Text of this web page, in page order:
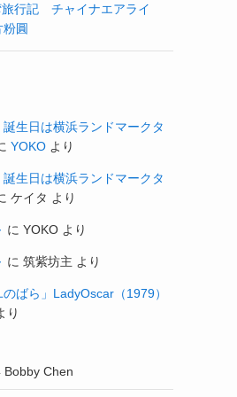
旅行記 チャイナエアライ
圓
誕生日は横浜ランドマークタ
YOKO より
誕生日は横浜ランドマークタ
ケイタ より
に YOKO より
に 筑紫坊主 より
ばら」LadyOscar（1979）
り
Bobby Chen